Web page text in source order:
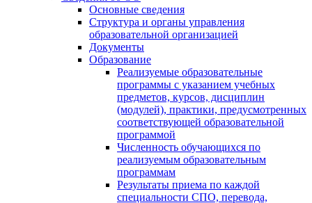
Основные сведения
Структура и органы управления
образовательной организацией
Документы
Образование
Реализуемые образовательные
программы с указанием учебных
предметов, курсов, дисциплин
(модулей), практики, предусмотренных
соответствующей образовательной
программой
Численность обучающихся по
реализуемым образовательным
программам
Результаты приема по каждой
специальности СПО, перевода,